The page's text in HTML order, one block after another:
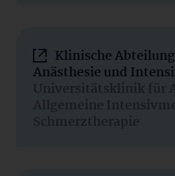
Klinische
Anästhesie und
Universitätsklinik für
Allgemeine
Schmerztherapie